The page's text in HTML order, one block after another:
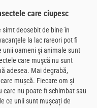
care ciupesc
deosebit de bine în
la lac rareori pot fi
unii oameni și animale sunt
care mușcă nu sunt
adesea. Mai degrabă,
mușcă. Fiecare om și
care nu poate fi schimbat sau
ce unii sunt mușcați de